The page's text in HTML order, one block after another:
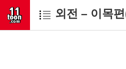
외전 – 이목